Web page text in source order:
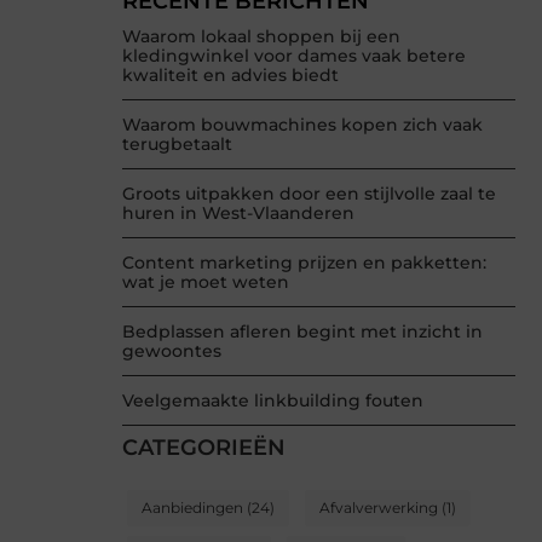
Waarom lokaal shoppen bij een
kledingwinkel voor dames vaak betere
kwaliteit en advies biedt
Waarom bouwmachines kopen zich vaak
terugbetaalt
Groots uitpakken door een stijlvolle zaal te
huren in West-Vlaanderen
Content marketing prijzen en pakketten:
wat je moet weten
Bedplassen afleren begint met inzicht in
gewoontes
Veelgemaakte linkbuilding fouten
CATEGORIEËN
Aanbiedingen (24) Afvalverwerking (1)